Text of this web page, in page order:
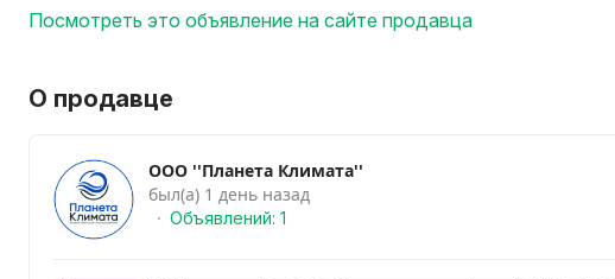
- Установка мульти сплит систем
- Гарантия на монтаж
проконсультируем и подберём лучшую систему исходя из
всем вопросам пишите или звоните.
Посмотреть это объявление на сайте продавца
О продавце
ООО ''Планета Климата''
был(а) 1 день назад
Объявлений: 1